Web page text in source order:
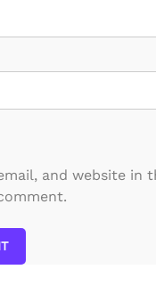
and website in